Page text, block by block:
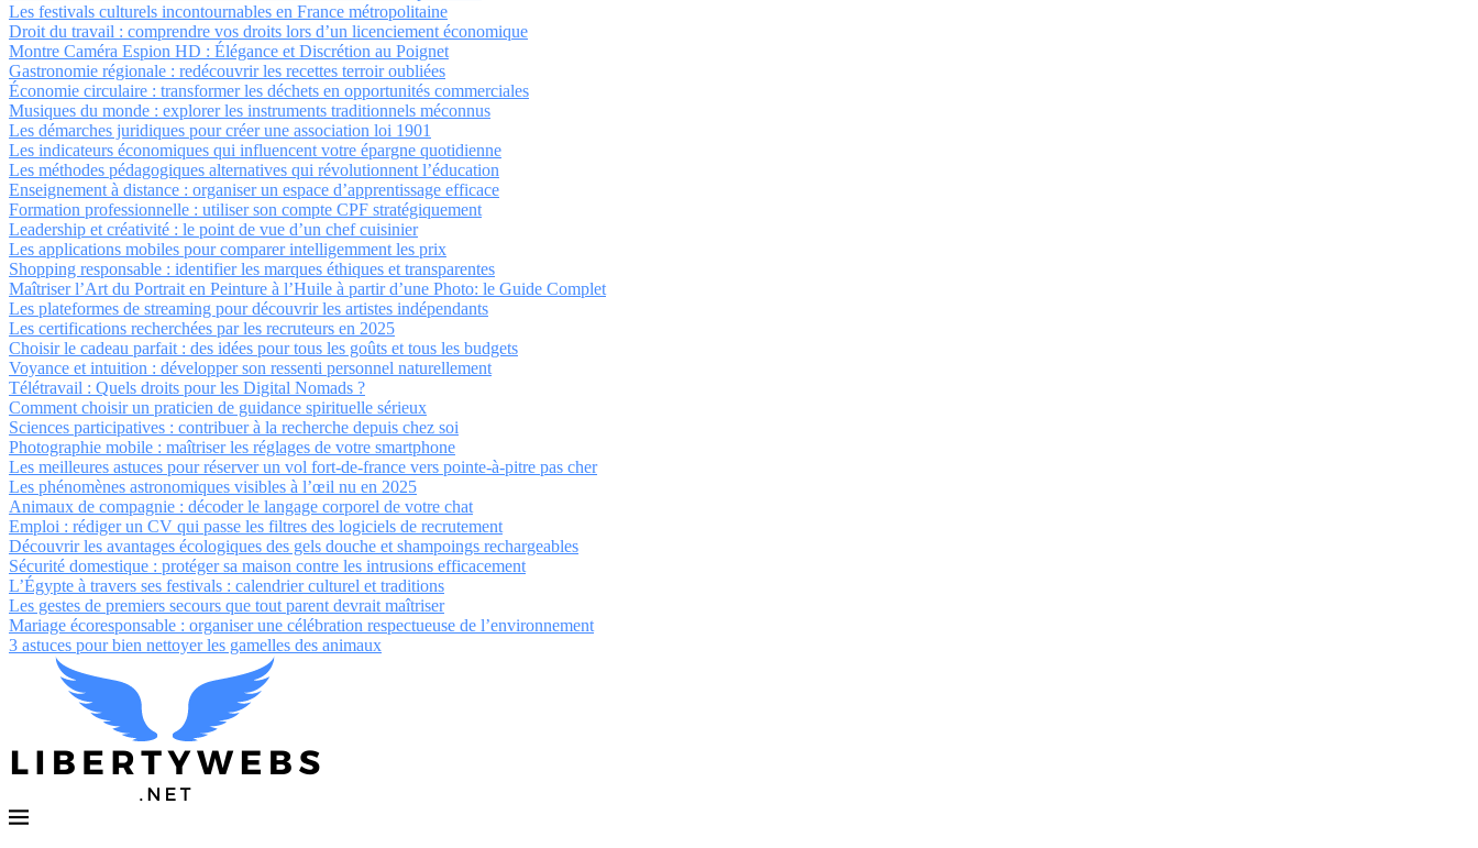
Les festivals culturels incontournables en France métropolitaine
Droit du travail : comprendre vos droits lors d’un licenciement économique
Montre Caméra Espion HD : Élégance et Discrétion au Poignet
Gastronomie régionale : redécouvrir les recettes terroir oubliées
Économie circulaire : transformer les déchets en opportunités commerciales
Musiques du monde : explorer les instruments traditionnels méconnus
Les démarches juridiques pour créer une association loi 1901
Les indicateurs économiques qui influencent votre épargne quotidienne
Les méthodes pédagogiques alternatives qui révolutionnent l’éducation
Enseignement à distance : organiser un espace d’apprentissage efficace
Formation professionnelle : utiliser son compte CPF stratégiquement
Leadership et créativité : le point de vue d’un chef cuisinier
Les applications mobiles pour comparer intelligemment les prix
Shopping responsable : identifier les marques éthiques et transparentes
Maîtriser l’Art du Portrait en Peinture à l’Huile à partir d’une Photo: le Guide Complet
Les plateformes de streaming pour découvrir les artistes indépendants
Les certifications recherchées par les recruteurs en 2025
Choisir le cadeau parfait : des idées pour tous les goûts et tous les budgets
Voyance et intuition : développer son ressenti personnel naturellement
Télétravail : Quels droits pour les Digital Nomads ?
Comment choisir un praticien de guidance spirituelle sérieux
Sciences participatives : contribuer à la recherche depuis chez soi
Photographie mobile : maîtriser les réglages de votre smartphone
Les meilleures astuces pour réserver un vol fort-de-france vers pointe-à-pitre pas cher
Les phénomènes astronomiques visibles à l’œil nu en 2025
Animaux de compagnie : décoder le langage corporel de votre chat
Emploi : rédiger un CV qui passe les filtres des logiciels de recrutement
Découvrir les avantages écologiques des gels douche et shampoings rechargeables
Sécurité domestique : protéger sa maison contre les intrusions efficacement
L’Égypte à travers ses festivals : calendrier culturel et traditions
Les gestes de premiers secours que tout parent devrait maîtriser
Mariage écoresponsable : organiser une célébration respectueuse de l’environnement
3 astuces pour bien nettoyer les gamelles des animaux